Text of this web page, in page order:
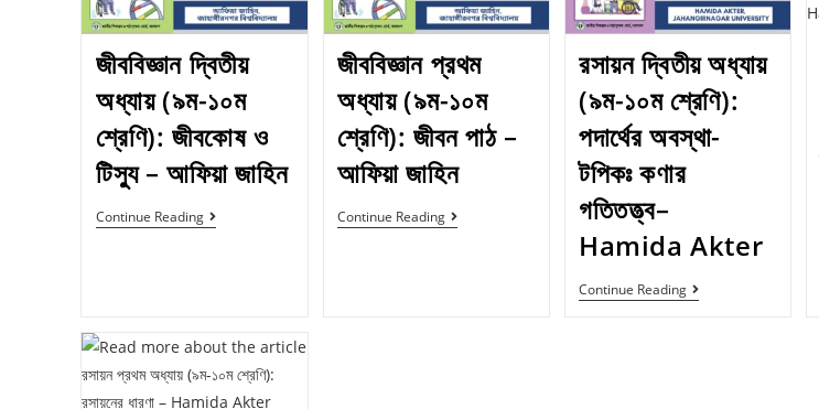
জীববিজ্ঞান দ্বিতীয়
অধ্যায় (৯ম-১০ম
শ্রেণি): জীবকোষ ও
টিস্যু – আফিয়া জাহিন
Continue Reading
জীববিজ্ঞান প্রথম
অধ্যায় (৯ম-১০ম
শ্রেণি): জীবন পাঠ –
আফিয়া জাহিন
Continue Reading
রসায়ন দ্বিতীয় অধ্যায়
(৯ম-১০ম শ্রেণি):
পদার্থের অবস্থা-
টপিকঃ কণার
গতিতত্ত্ব–
Hamida Akter
Continue Reading